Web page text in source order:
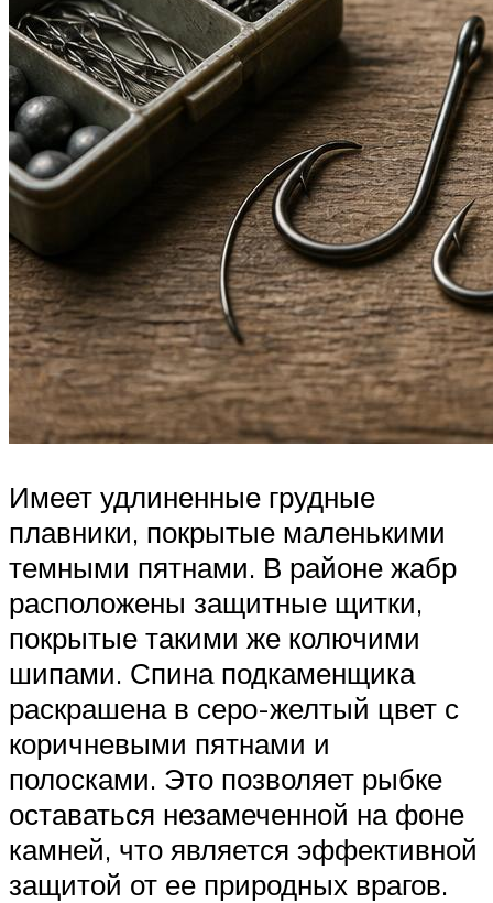
Имеет удлиненные грудные
плавники, покрытые маленькими
темными пятнами. В районе жабр
расположены защитные щитки,
покрытые такими же колючими
шипами. Спина подкаменщика
раскрашена в серо-желтый цвет с
коричневыми пятнами и
полосками. Это позволяет рыбке
оставаться незамеченной на фоне
камней, что является эффективной
защитой от ее природных врагов.